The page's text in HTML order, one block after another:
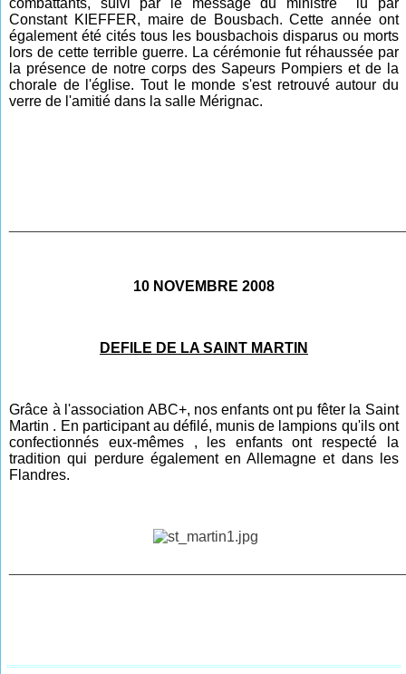
combattants, suivi par le message du ministre lu par
Constant KIEFFER, maire de Bousbach. Cette année ont
également été cités tous les bousbachois disparus ou morts
lors de cette terrible guerre. La cérémonie fut réhaussée par
la présence de notre corps des Sapeurs Pompiers et de la
chorale de l'église. Tout le monde s'est retrouvé autour du
verre de l'amitié dans la salle Mérignac.
10 NOVEMBRE 2008
DEFILE DE LA SAINT MARTIN
Grâce à l'association ABC+, nos enfants ont pu fêter la Saint
Martin . En participant au défilé, munis de lampions qu'ils ont
confectionnés eux-mêmes , les enfants ont respecté la
tradition qui perdure également en Allemagne et dans les
Flandres.